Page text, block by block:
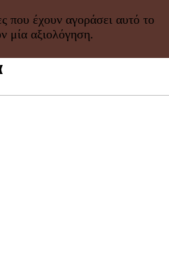
που έχουν αγοράσει αυτό το
μία αξιολόγηση.